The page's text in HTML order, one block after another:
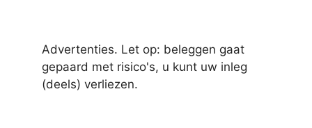
Advertenties. Let op: beleggen gaat
gepaard met risico's, u kunt uw inleg
(deels) verliezen.